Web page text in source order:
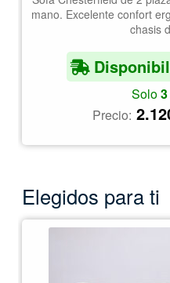
mano. Excelente confort
chasis
Solo3
Precio:
Elegidos para ti